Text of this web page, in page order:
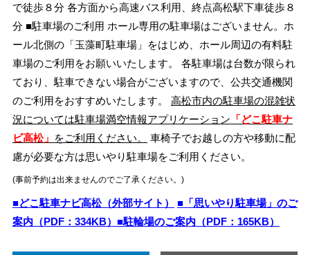
で徒歩８分 各方面から高速バス利用、終点高松駅下車徒歩８
分 ■駐車場のご利用 ホール専用の駐車場はございません。ホ
ール北側の「玉藻町駐車場」をはじめ、ホール周辺の有料駐
車場のご利用をお願いいたします。 各駐車場は台数が限られ
ており、駐車できない場合がございますので、公共交通機関
のご利用をおすすめいたします。 高松市内の駐車場の混雑状
況については駐車場満空情報アプリケーション 「どこ駐車ナ
ビ高松」 をご利用ください。
車椅子でお越しの方や移動に配
慮が必要な方は思いやり駐車場をご利用ください。
(事前予約は出来ませんのでご了承ください。)
■どこ駐車ナビ高松（外部サイト）
■「思いやり駐車場」のご
案内（PDF：334KB） ■駐輪場のご案内（PDF：165KB）